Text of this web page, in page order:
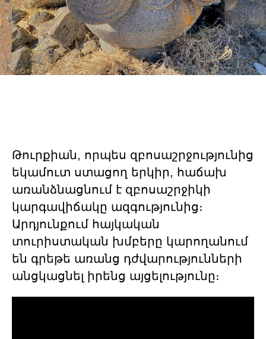
Թուրքիան, որպես զբոսաշրջությունից
եկամուտ ստացող երկիր, հաճախ
առանձնացնում է զբոսաշրջիկի
կարգավիճակը ազգությունից։
Արդյունքում հայկական
տուրիստական խմբերը կարողանում
են գրեթե առանց դժվարությունների
անցկացնել իրենց այցելությունը։